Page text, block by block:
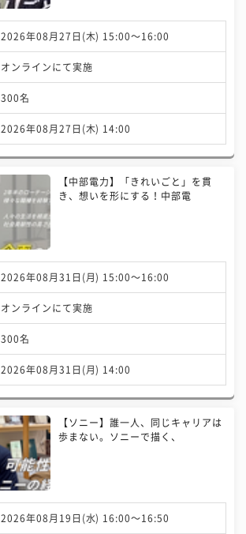
2026年08月27日(木) 15:00〜16:00
オンラインにて実施
300名
2026年08月27日(木) 14:00
【中部電力】「きれいごと」を貫
き、想いを形にする！中部電
2026年08月31日(月) 15:00〜16:00
オンラインにて実施
300名
2026年08月31日(月) 14:00
【ソニー】誰一人、同じキャリアは
歩まない。ソニーで描く、
2026年08月19日(水) 16:00〜16:50